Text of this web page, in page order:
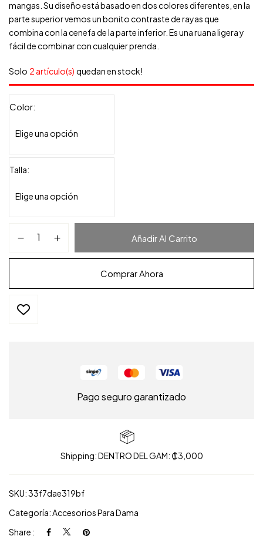
mangas. Su diseño está basado en dos colores diferentes, en la
parte superior vemos un bonito contraste de rayas que
combina con la cenefa de la parte inferior. Es una ruana ligera y
fácil de combinar con cualquier prenda.
Solo 2 artículo(s) quedan en stock!
Color
Talla
Añadir Al Carrito
Comprar Ahora
Pago seguro garantizado
Shipping: DENTRO DEL GAM: ₡3,000
SKU:33f7dae319bf
Categoría:Accesorios Para Dama
Share :